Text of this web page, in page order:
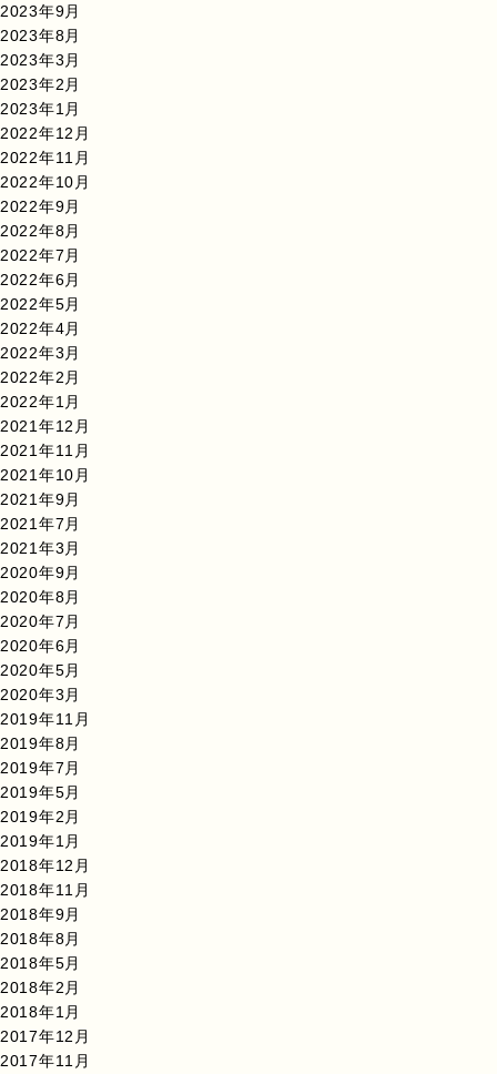
2023年9月
2023年8月
2023年3月
2023年2月
2023年1月
2022年12月
2022年11月
2022年10月
2022年9月
2022年8月
2022年7月
2022年6月
2022年5月
2022年4月
2022年3月
2022年2月
2022年1月
2021年12月
2021年11月
2021年10月
2021年9月
2021年7月
2021年3月
2020年9月
2020年8月
2020年7月
2020年6月
2020年5月
2020年3月
2019年11月
2019年8月
2019年7月
2019年5月
2019年2月
2019年1月
2018年12月
2018年11月
2018年9月
2018年8月
2018年5月
2018年2月
2018年1月
2017年12月
2017年11月